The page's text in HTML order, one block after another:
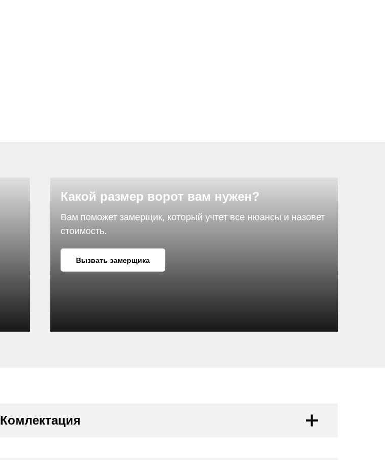
Какой размер ворот вам нужен?
Вам поможет замерщик, который учтет все нюансы и назовет
стоимость.
Вызвать замерщика
Комлектация